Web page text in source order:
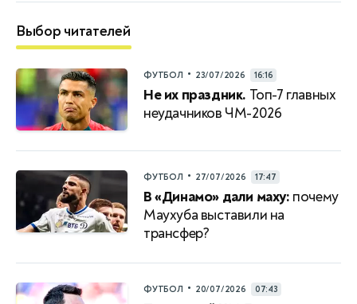
Выбор читателей
ФУТБОЛ • 23/07/2026 16:16
Не их праздник. Топ-7 главных
неудачников ЧМ-2026
ФУТБОЛ • 27/07/2026 17:47
В «Динамо» дали маху: почему
Маухуба выставили на
трансфер?
ФУТБОЛ • 20/07/2026 07:43